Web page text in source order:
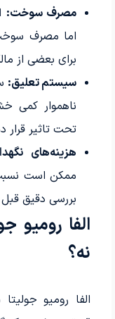
مصرف سوخت:
اما مصرف
برای بعضی از
سیستم تعلیق:
ناهموار کمی
تحت تاثیر قرار
هزینه‌های
ممکن است نسبت
بررسی دقیق
نه؟